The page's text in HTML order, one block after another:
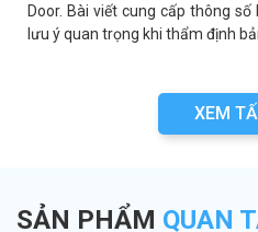
Door. Bài viết cung cấp thông
lưu ý quan trọng khi thẩm định
XEM
SẢN PHẨM QUAN